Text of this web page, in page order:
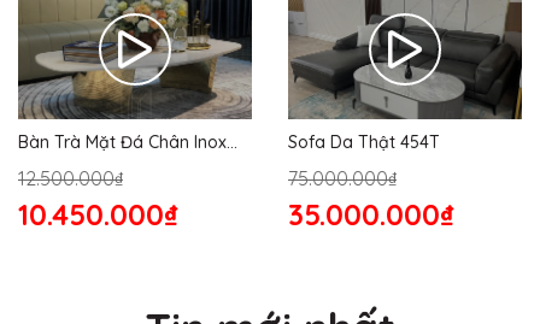
Bàn Trà Mặt Đá Chân Inox
12.500.000₫
10.450.000₫
Sofa Da Thật 454T
75.000.000₫
35.000.000₫